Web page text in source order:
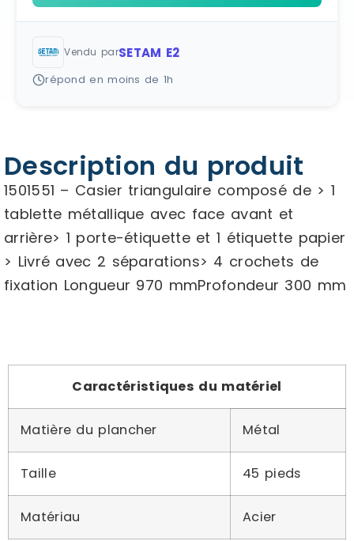
Vendu parSETAM E2
répond en moins de 1h
Description du produit
1501551 – Casier triangulaire composé de > 1
tablette métallique avec face avant et
arrière> 1 porte-étiquette et 1 étiquette papier
> Livré avec 2 séparations> 4 crochets de
fixation Longueur 970 mmProfondeur 300 mm
Caractéristiques du matériel
Matière du plancher Métal
Taille 45 pieds
Matériau Acier